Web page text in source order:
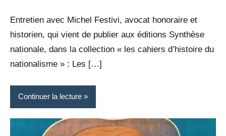
Entretien avec Michel Festivi, avocat honoraire et
historien, qui vient de publier aux éditions Synthèse
nationale, dans la collection « les cahiers d’histoire du
nationalisme » : Les […]
Continuer la lecture